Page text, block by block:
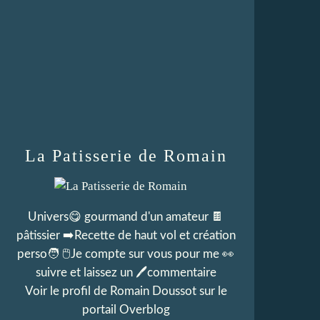
La Patisserie de Romain
Univers😋 gourmand d'un amateur 🍫
pâtissier ➡️Recette de haut vol et création
perso🧑 🖱Je compte sur vous pour me 👀
suivre et laissez un 🖊commentaire
Voir le profil de Romain Doussotsur le
portail Overblog